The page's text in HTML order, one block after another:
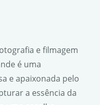
e filmagem
é uma
e apaixonada pelo
a essência da